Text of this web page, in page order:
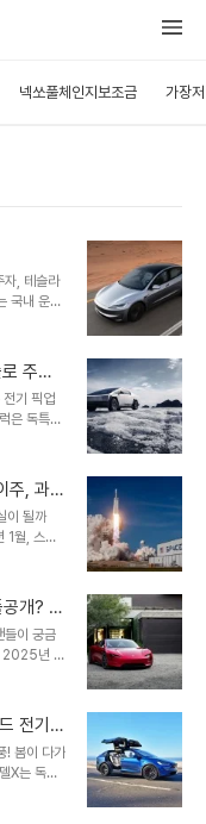
넥쏘풀체인지보조금 가장
자, 테슬라
국내 운전
보를 바
끝까지
델3 디자
라 모델3
격 계산기
주목
기 픽업
은 독특한
어요. 특
마일까?",
이 글은
에서 어떤
버 트럭이
테슬라
주, 과연
이 될까
1월, 스타
꿈이 멀
이라는 최
어요. 이
연 이 꿈
한 도전의
과 현실
개? 한
들이 궁금
2025년 출
차례 연기
한국 독
니다. 이 글
운 주제와
터 가격,
3. 테슬
전기차
! 봄이 다가
X는 독특
있죠.